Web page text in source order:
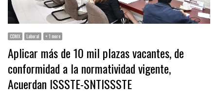
CDMX Laboral + 1 more
Aplicar más de 10 mil plazas vacantes, de
conformidad a la normatividad vigente,
Acuerdan ISSSTE-SNTISSSTE